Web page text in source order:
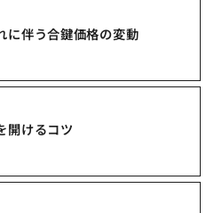
に伴う合鍵価格の変動
開けるコツ